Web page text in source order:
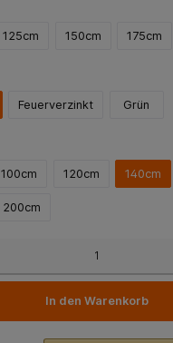
125cm 150cm 175cm
Feuerverzinkt Grün
100cm 120cm 140cm
200cm
In den Warenkorb